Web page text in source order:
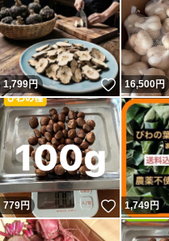
1,799円 いいね！
16,500円
779円 いいね！
1,749円